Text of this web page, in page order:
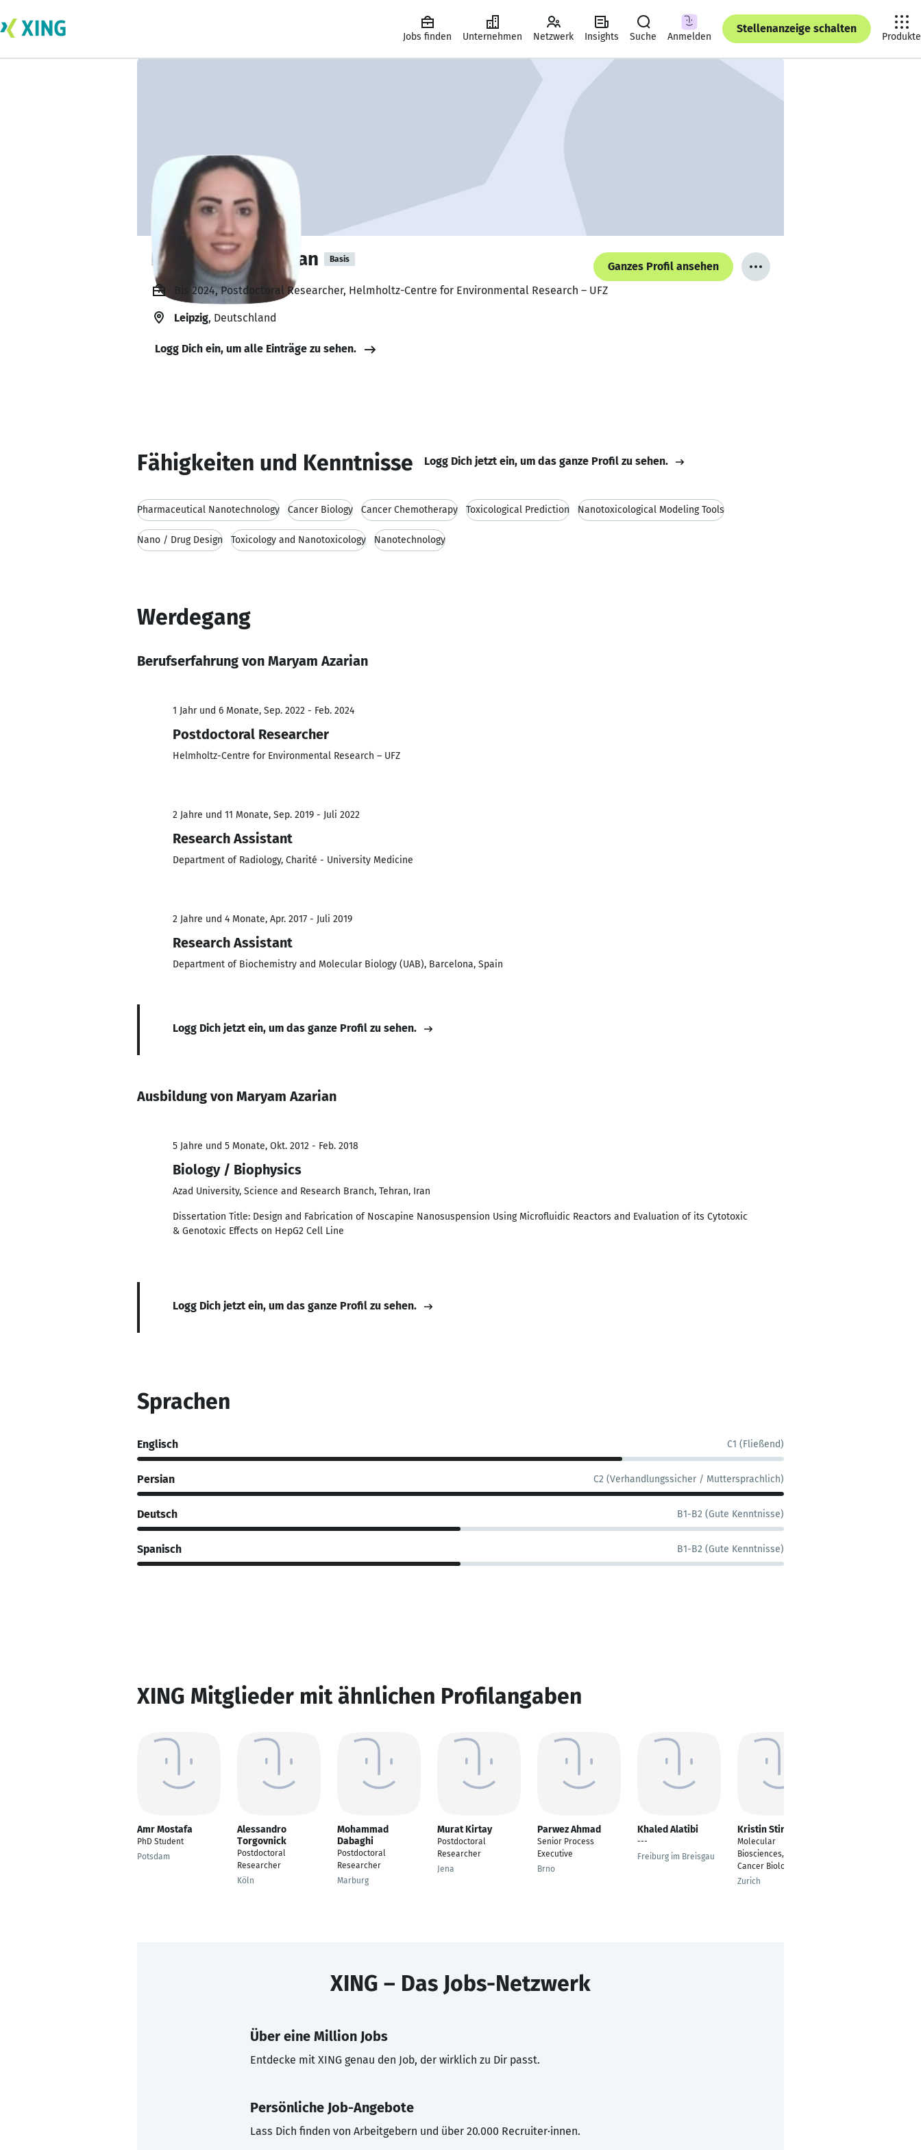
Jobs finden Unternehmen Netzwerk Insights Suche Anmelden
Stellenanzeige schalten
Produkte
Dr. Maryam Azarian Basis
Ganzes Profil ansehen
Bis 2024, Postdoctoral Researcher, Helmholtz-Centre for Environmental Research – UFZ
Leipzig, Deutschland
Logg Dich ein, um alle Einträge zu sehen.
Fähigkeiten und Kenntnisse Logg Dich jetzt ein, um das ganze Profil zu sehen.
Pharmaceutical Nanotechnology Cancer Biology Cancer Chemotherapy Toxicological Prediction Nanotoxicological Modeling Tools
Nano / Drug Design Toxicology and Nanotoxicology Nanotechnology
Werdegang
Berufserfahrung von Maryam Azarian
1 Jahr und 6 Monate, Sep. 2022 - Feb. 2024
Postdoctoral Researcher
Helmholtz-Centre for Environmental Research – UFZ
2 Jahre und 11 Monate, Sep. 2019 - Juli 2022
Research Assistant
Department of Radiology, Charité - University Medicine
2 Jahre und 4 Monate, Apr. 2017 - Juli 2019
Research Assistant
Department of Biochemistry and Molecular Biology (UAB), Barcelona, Spain
Logg Dich jetzt ein, um das ganze Profil zu sehen.
Ausbildung von Maryam Azarian
5 Jahre und 5 Monate, Okt. 2012 - Feb. 2018
Biology / Biophysics
Azad University, Science and Research Branch, Tehran, Iran
Dissertation Title: Design and Fabrication of Noscapine Nanosuspension Using Microfluidic Reactors and Evaluation of its Cytotoxic
& Genotoxic Effects on HepG2 Cell Line
Logg Dich jetzt ein, um das ganze Profil zu sehen.
Sprachen
Englisch C1 (Fließend)
Persian C2 (Verhandlungssicher / Muttersprachlich)
Deutsch B1-B2 (Gute Kenntnisse)
Spanisch B1-B2 (Gute Kenntnisse)
XING Mitglieder mit ähnlichen Profilangaben
Amr Mostafa
PhD Student
Potsdam
Alessandro
Torgovnick
Postdoctoral
Researcher
Köln
Mohammad
Dabaghi
Postdoctoral
Researcher
Marburg
Murat Kirtay
Postdoctoral
Researcher
Jena
Parwez Ahmad
Senior Process
Executive
Brno
Khaled Alatibi
---
Freiburg im Breisgau
Kristin Stirm
Molecular
Biosciences, Major
Cancer Biology
Zurich
XING – Das Jobs-Netzwerk
Über eine Million Jobs
Entdecke mit XING genau den Job, der wirklich zu Dir passt.
Persönliche Job-Angebote
Lass Dich finden von Arbeitgebern und über 20.000 Recruiter·innen.